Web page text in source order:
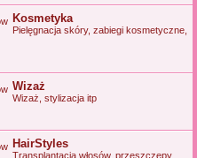
Kosmetyka
Pielęgnacja skóry, zabiegi kosmetyczne,
Wizaż
Wizaż, stylizacja itp
HairStyles
Transplantacja włosów, przeszczepy